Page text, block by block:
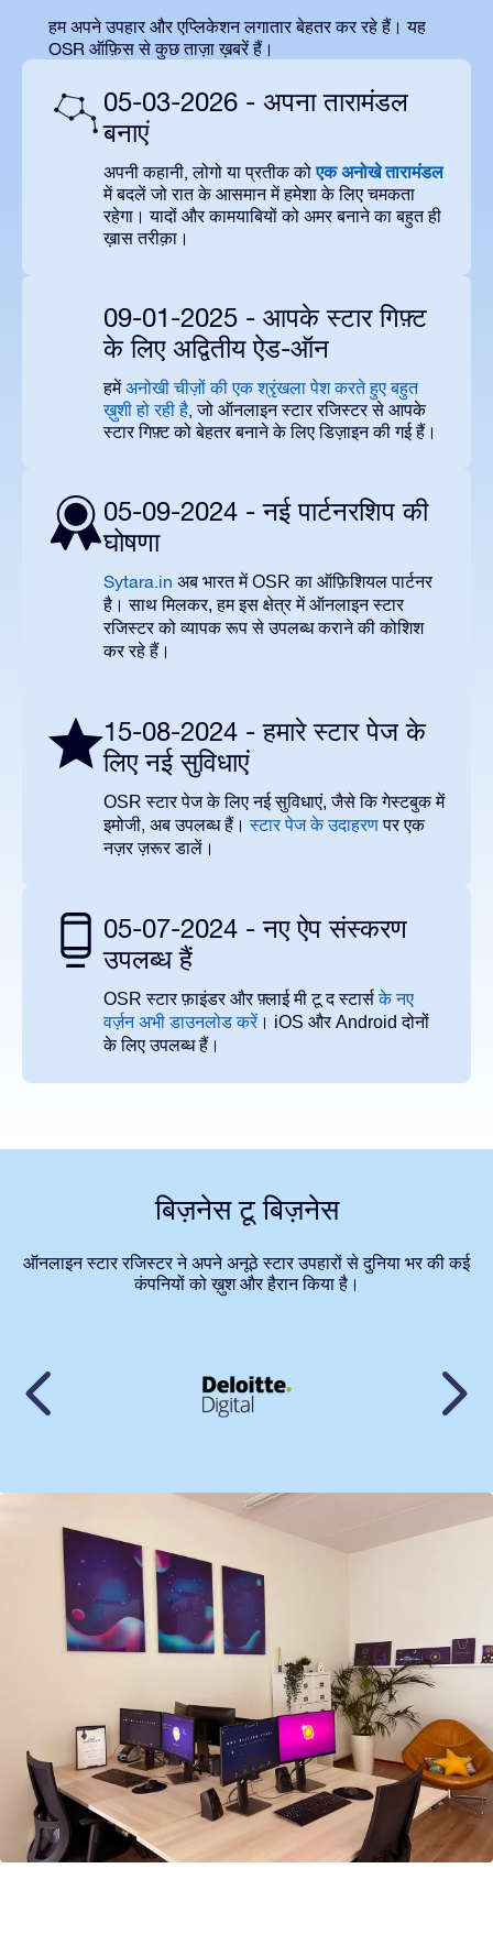
हम अपने उपहार और एप्लिकेशन लगातार बेहतर कर रहे हैं। यह
OSR ऑफ़िस से कुछ ताज़ा ख़बरें हैं।
05-03-2026 - अपना तारामंडल
बनाएं
अपनी कहानी, लोगो या प्रतीक कोएक अनोखे तारामंडल
में बदलें जो रात के आसमान में हमेशा के लिए चमकता
रहेगा। यादों और कामयाबियों को अमर बनाने का बहुत ही
ख़ास तरीक़ा।
09-01-2025 - आपके स्टार गिफ़्ट
के लिए अद्वितीय ऐड-ऑन
हमेंअनोखी चीज़ों की एक श्रृंखला पेश करते हुए बहुत
ख़ुशी हो रही है, जो ऑनलाइन स्टार रजिस्टर से आपके
स्टार गिफ़्ट को बेहतर बनाने के लिए डिज़ाइन की गई हैं।
05-09-2024 - नई पार्टनरशिप की
घोषणा
Sytara.in अब भारत मेंOSRका ऑफ़िशियल पार्टनर
है। साथ मिलकर,हम इस क्षेत्र में ऑनलाइन स्टार
रजिस्टर को व्यापक रूप से उपलब्ध कराने की कोशिश
कर रहे हैं।
15-08-2024 - हमारे स्टार पेज के
लिए नई सुविधाएं
OSRस्टार पेज के लिए नई सुविधाएं,जैसे कि गेस्टबुक में
इमोजी, अब उपलब्ध हैं।स्टार पेज के उदाहरणपर एक
नज़र ज़रूर डालें।
05-07-2024 - नए ऐप संस्करण
उपलब्ध हैं
OSRस्टार फ़ाइंडर और फ़्लाई मी टू द स्टार्सके नए
वर्ज़न अभी डाउनलोड करें । iOS औरAndroidदोनों
के लिए उपलब्ध हैं।
बिज़नेस टू बिज़नेस
ऑनलाइन स्टार रजिस्टर ने अपने अनूठे स्टार उपहारों से दुनिया भर की कई
कंपनियों को ख़ुश और हैरान किया है।